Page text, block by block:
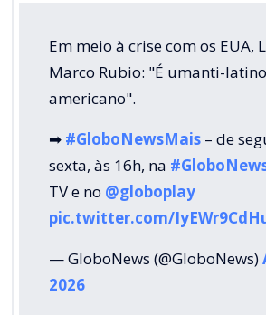
Em meio à crise com os EUA,
Marco Rubio: "É umanti-
americano".
➡ #GloboNewsMais – de
sexta, às 16h, na
TV e no @globoplay
pic.twitter.com/
— GloboNews (@GloboNews)
2026